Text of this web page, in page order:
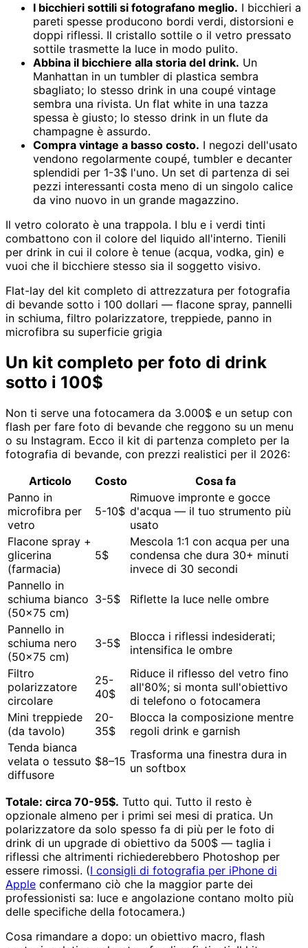
I bicchieri sottili si fotografano meglio. I bicchieri a
pareti spesse producono bordi verdi, distorsioni e
doppi riflessi. Il cristallo sottile o il vetro pressato
sottile trasmette la luce in modo pulito.
Abbina il bicchiere alla storia del drink. Un
Manhattan in un tumbler di plastica sembra
sbagliato; lo stesso drink in una coupé vintage
sembra una rivista. Un flat white in una tazza
spessa è giusto; lo stesso drink in un flute da
champagne è assurdo.
Compra vintage a basso costo. I negozi dell'usato
vendono regolarmente coupé, tumbler e decanter
splendidi per 1-3$ l'uno. Un set di partenza di sei
pezzi interessanti costa meno di un singolo calice
da vino nuovo in un grande magazzino.
Il vetro colorato è una trappola. I blu e i verdi tinti
combattono con il colore del liquido all'interno. Tienili
per drink in cui il colore è tenue (acqua, vodka, gin) e
vuoi che il bicchiere stesso sia il soggetto visivo.
Flat-lay del kit completo di attrezzatura per fotografia
di bevande sotto i 100 dollari — flacone spray, pannelli
in schiuma, filtro polarizzatore, treppiede, panno in
microfibra su superficie grigia
Un kit completo per foto di drink
sotto i 100$
Non ti serve una fotocamera da 3.000$ e un setup con
flash per fare foto di bevande che reggono su un menu
o su Instagram. Ecco il kit di partenza completo per la
fotografia di bevande, con prezzi realistici per il 2026:
Articolo
Costo
Cosa fa
Panno in
microfibra per
vetro
5-10$
Rimuove impronte e gocce
d'acqua — il tuo strumento più
usato
Flacone spray +
glicerina
(farmacia)
5$
Mescola 1:1 con acqua per una
condensa che dura 30+ minuti
invece di 30 secondi
Pannello in
schiuma bianco
(50x75 cm)
3-5$ Riflette la luce nelle ombre
Pannello in
schiuma nero
(50x75 cm)
3-5$
Blocca i riflessi indesiderati;
intensifica le ombre
Filtro
polarizzatore
circolare
25-
40$
Riduce il riflesso del vetro fino
all'80%; si monta sull'obiettivo
di telefono o fotocamera
Mini treppiede
(da tavolo)
20-
35$
Blocca la composizione mentre
regoli drink e garnish
Tenda bianca
velata o tessuto
diffusore
$8–15 Trasforma una finestra dura in
un softbox
Totale: circa 70-95$. Tutto qui. Tutto il resto è
opzionale almeno per i primi sei mesi di pratica. Un
polarizzatore da solo spesso fa di più per le foto di
drink di un upgrade di obiettivo da 500$ — taglia i
riflessi che altrimenti richiederebbero Photoshop per
essere rimossi. (I consigli di fotografia per iPhone di
Apple confermano ciò che la maggior parte dei
professionisti sa: luce e angolazione contano molto più
delle specifiche della fotocamera.)
Cosa rimandare a dopo: un obiettivo macro, flash